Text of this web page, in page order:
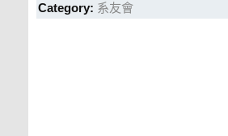
Category: 系友會